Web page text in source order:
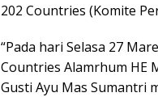
202 Countries (Komite
“Pada hari Selasa 27
Countries Alamrhum HE
Gusti Ayu Mas Sumantri